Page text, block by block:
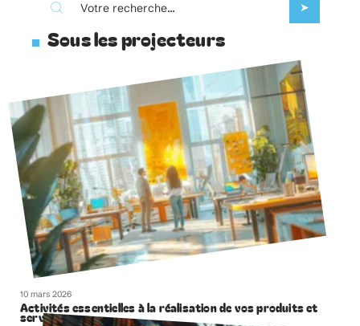
Sous les projecteurs
10 mars 2026
Activités essentielles à la réalisation de vos produits et
services